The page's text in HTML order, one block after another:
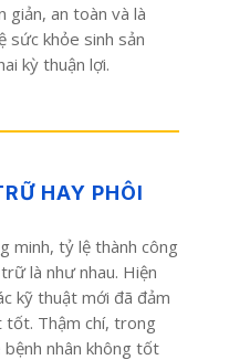
giản, an toàn và là
sức khỏe sinh sản
kỳ thuận lợi.
HAY PHÔI
minh, tỷ lệ thành công
là như nhau. Hiện
kỹ thuật mới đã đảm
Thậm chí, trong
nhân không tốt